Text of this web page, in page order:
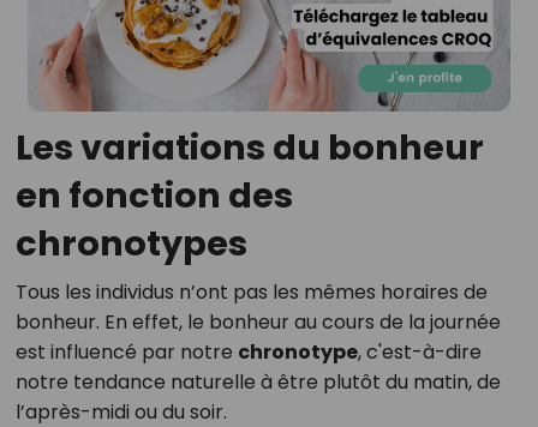
Les variations du bonheur
en fonction des
chronotypes
Tous les individus n’ont pas les mêmes horaires de
bonheur. En effet, le bonheur au cours de la journée
est influencé par notre chronotype, c'est-à-dire
notre tendance naturelle à être plutôt du matin, de
l’après-midi ou du soir.